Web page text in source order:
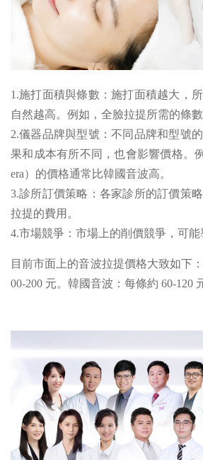
1.施打面積與條數：施打面積越大，
自然越高。例如，全臉拉提所需的條
2.儀器品牌與型號：不同品牌和型號
果和成本有所不同，也會影響價格。
era）的價格通常比韓國音波高。
3.診所訂價策略：各家診所的訂價策
拉提的費用。
4.市場競爭：市場上的削價競爭，可能
目前市面上的音波拉提價格大致如下
00-200 元。韓國音波：每條約 60-120